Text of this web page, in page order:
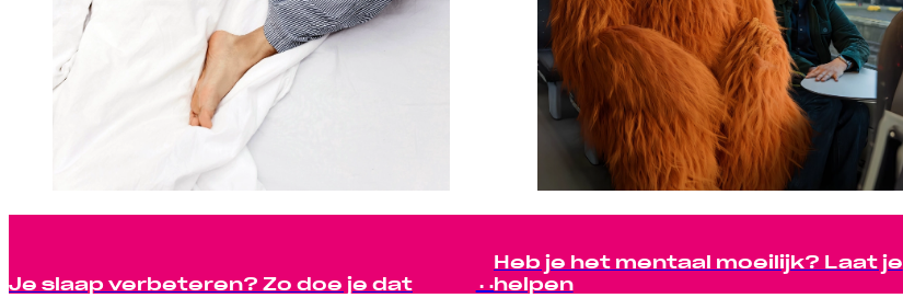
Je slaap verbeteren? Zo doe je dat
Heb je het mentaal moeilijk? Laat je
helpen